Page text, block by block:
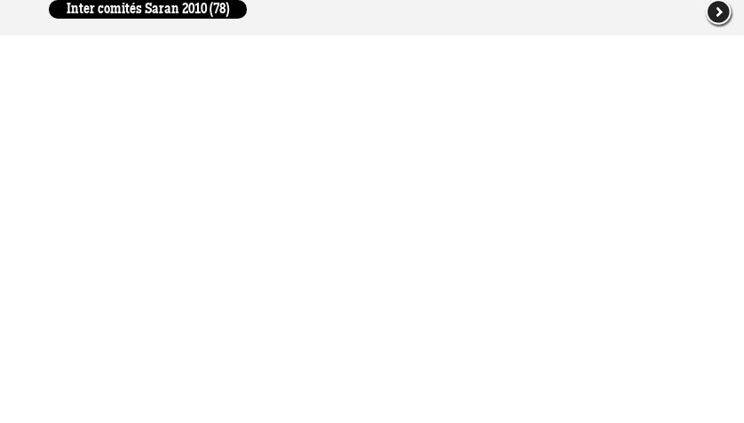
Inter comités Saran 2010 (78)